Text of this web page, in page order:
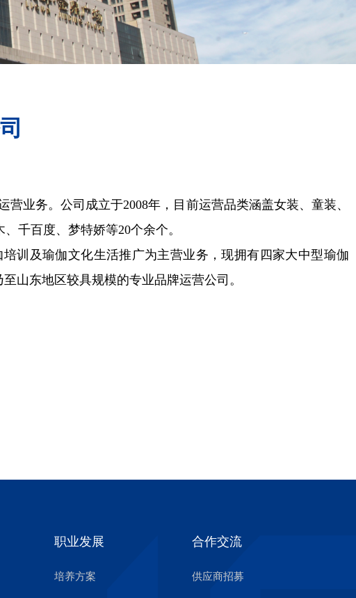
业务。公司成立于2008年，目前运营品类涵盖女装、童装、
千百度、梦特娇等20个余个。
训及瑜伽文化生活推广为主营业务，现拥有四家大中型瑜伽
山东地区较具规模的专业品牌运营公司。
职业发展
培养方案
合作交流
供应商招募